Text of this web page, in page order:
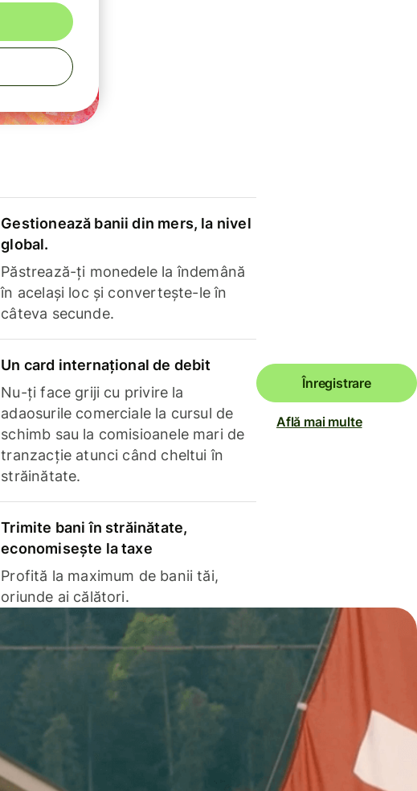
Gestionează banii din mers, la nivel
global.
Păstrează-ți monedele la îndemână
în același loc și convertește-le în
câteva secunde.
Un card internațional de debit
Nu-ți face griji cu privire la
adaosurile comerciale la cursul de
schimb sau la comisioanele mari de
tranzacție atunci când cheltui în
străinătate.
Trimite bani în străinătate,
economisește la taxe
Profită la maximum de banii tăi,
oriunde ai călători.
Înregistrare
Află mai multe